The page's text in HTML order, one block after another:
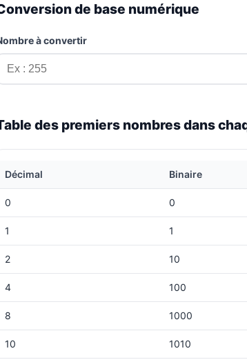
de base numérique
à convertir
des premiers nombres dans
Décimal Binaire
0 0
1 1
2 10
4 100
8 1000
10 1010